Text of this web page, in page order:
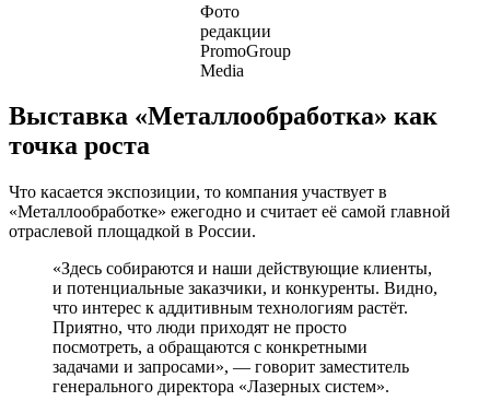
Фото
редакции
PromoGroup
Media
Выставка «Металлообработка» как
точка роста
Что касается экспозиции, то компания участвует в
«Металлообработке» ежегодно и считает её самой главной
отраслевой площадкой в России.
«Здесь собираются и наши действующие клиенты,
и потенциальные заказчики, и конкуренты. Видно,
что интерес к аддитивным технологиям растёт.
Приятно, что люди приходят не просто
посмотреть, а обращаются с конкретными
задачами и запросами», — говорит заместитель
генерального директора «Лазерных систем».